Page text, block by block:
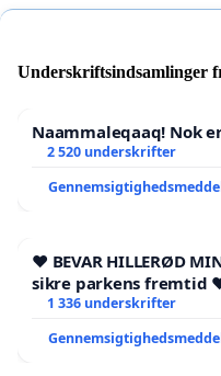
Underskriftsindsamlinger
Naammaleqaaq! Nok
2 520 underskrifter
❤️ BEVAR HILLERØD
sikre parkens fremtid
1 336 underskrifter